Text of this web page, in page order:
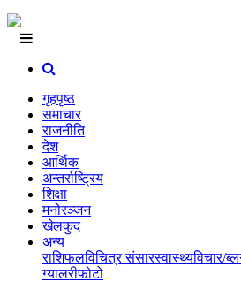
गृहपृष्ठ
समाचार
राजनीति
देश
आर्थिक
अन्तर्राष्ट्रिय
शिक्षा
मनोरञ्जन
खेलकुद
अन्य
राशिफलविचित्र संसारस्वास्थ्यविचार/
ग्यालरीफोटो